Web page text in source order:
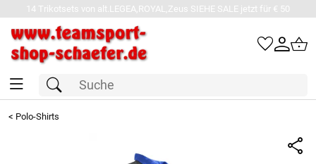
14 Trikotsets von alt.LEGEA,ROYAL,Zeus SIEHE SALE jetzt für € 50
< Polo-Shirts